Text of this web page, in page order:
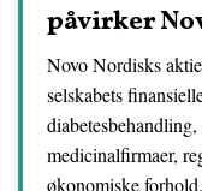
påvirker
Novo Nordisks
selskabets
medicinalfirmaer,
økonomiske